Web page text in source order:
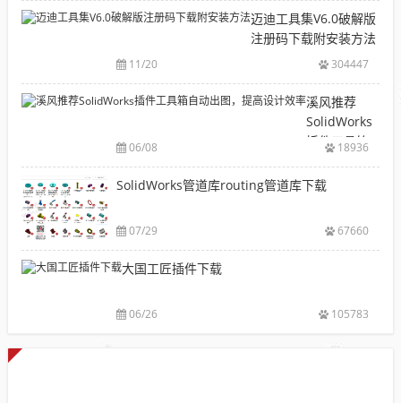
机
械
软
安
包
载
下
载|
型
下
载|
附
件
库
配
迈迪工具集V6.0破解版
注册码下载附安装方法
11/20 304447
溪风推荐
SolidWorks
插件工具箱
提高设计效
06/08 18936
SolidWorks管道库routing管道库下载
07/29 67660
大国工匠插件下载
06/26 105783